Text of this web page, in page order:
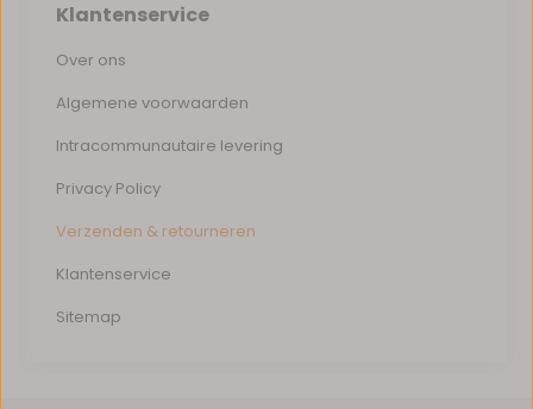
Klantenservice
Over ons
Algemene voorwaarden
Intracommunautaire levering
Privacy Policy
Verzenden & retourneren
Klantenservice
Sitemap